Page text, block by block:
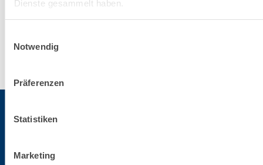
Dienste gesammelt haben.
Notwendig
Präferenzen
Statistiken
Marketing